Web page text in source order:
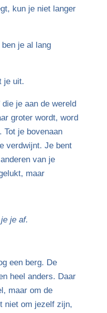
kun je niet langer
je al lang
je uit.
die je aan de wereld
groter wordt, word
Tot je bovenaan
verdwijnt. Je bent
van je
maar
je af.
een berg. De
heel anders. Daar
maar om de
niet om jezelf zijn,